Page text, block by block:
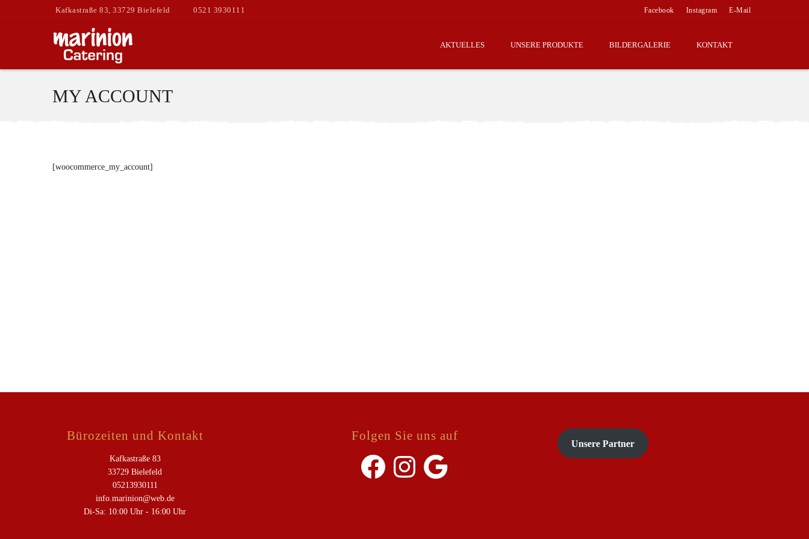
Facebook Instagram E-Mail
Kafkastraße 83, 33729 Bielefeld 0521 3930111
AKTUELLES UNSERE PRODUKTE BILDERGALERIE KONTAKT
MY ACCOUNT
[woocommerce_my_account]
Bürozeiten und Kontakt
Kafkastraße 83
33729 Bielefeld
05213930111
info.marinion@web.de
Di-Sa: 10:00 Uhr - 16:00 Uhr
Folgen Sie uns auf
Facebook Instagram Google
Unsere Partner